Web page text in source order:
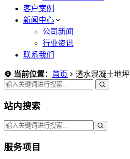
客户案例
新闻中心
公司新闻
行业资讯
联系我们
当前位置： 首页 透水混凝土地坪
站内搜索
服务项目